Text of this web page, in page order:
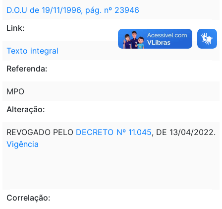
D.O.U de 19/11/1996, pág. nº 23946
Link:
Texto integral
Referenda:
MPO
Alteração:
REVOGADO PELO DECRETO Nº 11.045, DE 13/04/2022.
Vigência
Correlação: